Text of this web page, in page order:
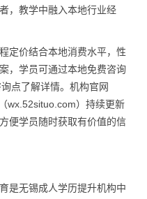
，教学中融入本地行业经
定价结合本地消费水平，性
，学员可通过本地免费咨询
点了解详情。机构官网
wx.52situo.com）持续更新
便学员随时获取有价值的信
无锡成人学历提升机构中